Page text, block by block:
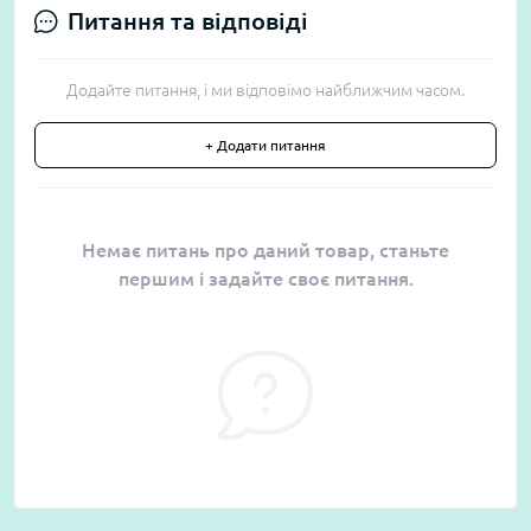
Питання та відповіді
Додайте питання, і ми відповімо найближчим часом.
+ Додати питання
Немає питань про даний товар, станьте
першим і задайте своє питання.